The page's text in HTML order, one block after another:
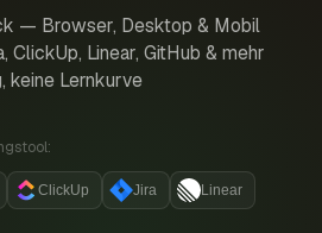
— Browser, Desktop & Mobil
ClickUp, Linear, GitHub & mehr
keine Lernkurve
ClickUp Jira Linear